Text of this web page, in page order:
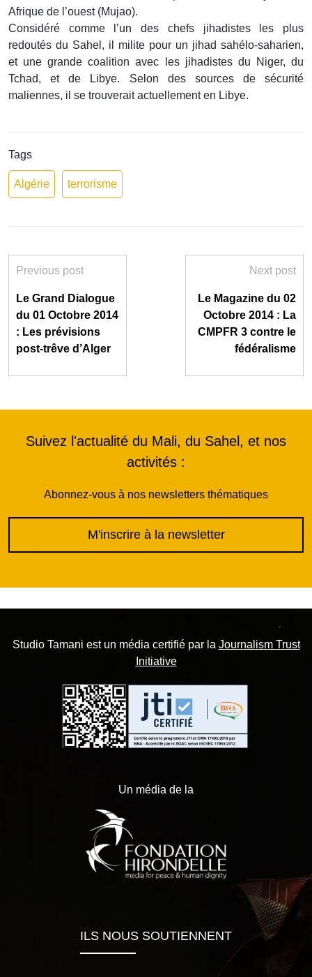
Afrique de l’ouest (Mujao).
Considéré comme l’un des chefs jihadistes les plus
redoutés du Sahel, il milite pour un jihad sahélo-saharien,
et une grande coalition avec les jihadistes du Niger, du
Tchad, et de Libye. Selon des sources de sécurité
maliennes, il se trouverait actuellement en Libye.
Tags
Algérie terrorisme
Previous post
Le Grand Dialogue
du 01 Octobre 2014
: Les prévisions
post-trêve d’Alger
Next post
Le Magazine du 02
Octobre 2014 : La
CMPFR 3 contre le
fédéralisme
Suivez l'actualité du Mali, du Sahel, et nos
activités :
Abonnez-vous à nos newsletters thématiques
M'inscrire à la newsletter
Studio Tamani est un média certifié par la Journalism Trust
Initiative
Un média de la
ILS NOUS SOUTIENNENT